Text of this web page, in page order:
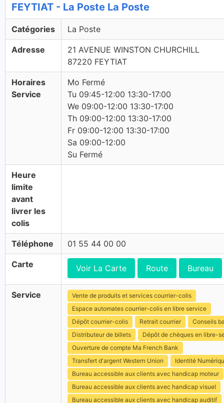
FEYTIAT - La Poste La Poste
Catégories La Poste
Adresse
21 AVENUE WINSTON CHURCHILL
87220 FEYTIAT
Horaires
Service
Mo Fermé
Tu 09:45-12:00 13:30-17:00
We 09:00-12:00 13:30-17:00
Th 09:00-12:00 13:30-17:00
Fr 09:00-12:00 13:30-17:00
Sa 09:00-12:00
Su Fermé
Heure
limite
avant
livrer les
colis
Téléphone 01 55 44 00 00
Carte Voir La Carte Route Bureau
Service
Vente de produits et services courrier-colis
Espace automates courrier-colis en libre service
Dépôt courrier-colis
Retrait courrier
Conseils
Distributeur de billets
Dépôt de chèques en libre-
Ouverture de compte Ma French Bank
Transfert d'argent Western Union
Identité
Bureau accessible aux clients avec handicap moteur
Bureau accessible aux clients avec handicap visuel
Bureau accessible aux clients avec handicap auditif